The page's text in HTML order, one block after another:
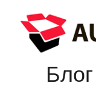
содержимому